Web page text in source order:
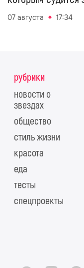
07 августа 17:34
рубрики
новости о
звездах
общество
стиль жизни
красота
еда
тесты
спецпроекты